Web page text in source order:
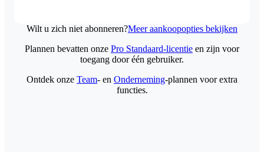
Wilt u zich niet abonneren?Meer aankoopopties bekijken
Plannen bevatten onze Pro Standaard-licentie en zijn voor
toegang door één gebruiker.
Ontdek onze Team- en Onderneming-plannen voor extra
functies.